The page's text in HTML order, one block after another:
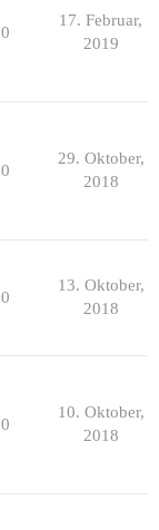
0
17. Februar,
2019
0
29. Oktober,
2018
0
13. Oktober,
2018
0
10. Oktober,
2018